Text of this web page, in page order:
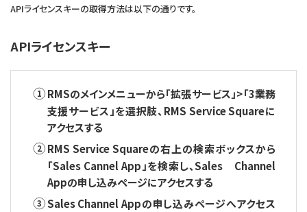
APIライセンスキーの取得方法は以下の通りです。
APIライセンスキー
RMSのメインメニューから「拡張サービス」>「3業務
支援サービス」を選択肢、RMS Service Squareに
アクセスする
RMS Service Squareの右上の検索ボックスから
「Sales Cannel App」を検索し、Sales Channel
Appの申し込みページにアクセスする
Sales Channel Appの申し込みページへアクセス